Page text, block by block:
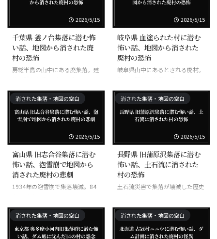
2026/5/15
千葉県 釜ノ台集落に潜む怖
い話、地図から消された廃
村の恐怖
房総半島の山中にある廃集落。建
2026/5/15
岐阜県 血塗られた村に潜む
怖い話、地図から消された
廃村の恐怖
岐阜県山中にあるとされる廃村。
有名。
消された集落・地図の空白
2026/5/15
富山県 旧志合谷集落に潜む
怖い話、泡雪崩で地図から
消された廃村の悲劇
1934年の泡雪崩で集落壊滅。84
消された集落・地図の空白
2026/5/15
長野県 旧蒲原沢集落に潜む
怖い話、土石流に消された
村の恐怖
土石流災害で集落が壊滅した歴史
消された集落・地図の空白 消された集落・地図の空白